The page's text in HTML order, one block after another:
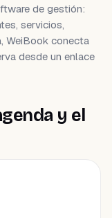
de gestión:
servicios,
WeiBook conecta
desde un enlace
y el